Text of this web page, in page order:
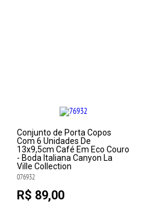
Conjunto de Porta Copos
Com 6 Unidades De
13x9,5cm Café Em Eco Couro
- Boda Italiana Canyon La
Ville Collection
076932
R$ 89,00